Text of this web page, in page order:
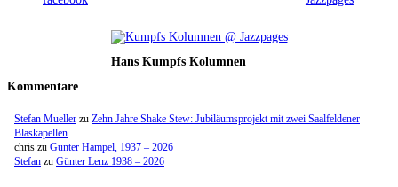
Hans Kumpfs Kolumnen
Kommentare
Stefan Mueller zu Zehn Jahre Shake Stew: Jubiläumsprojekt mit zwei Saalfeldener
Blaskapellen
chris zu Gunter Hampel, 1937 – 2026
Stefan zu Günter Lenz 1938 – 2026